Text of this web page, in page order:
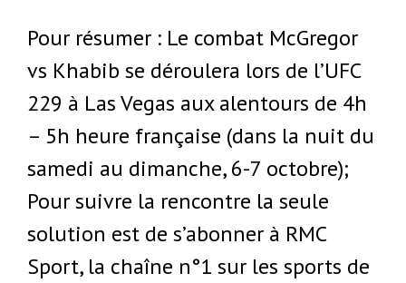
Pour résumer : Le combat McGregor
vs Khabib se déroulera lors de l’UFC
229 à Las Vegas aux alentours de 4h
– 5h heure française (dans la nuit du
samedi au dimanche, 6-7 octobre);
Pour suivre la rencontre la seule
solution est de s’abonner à RMC
Sport, la chaîne n°1 sur les sports de